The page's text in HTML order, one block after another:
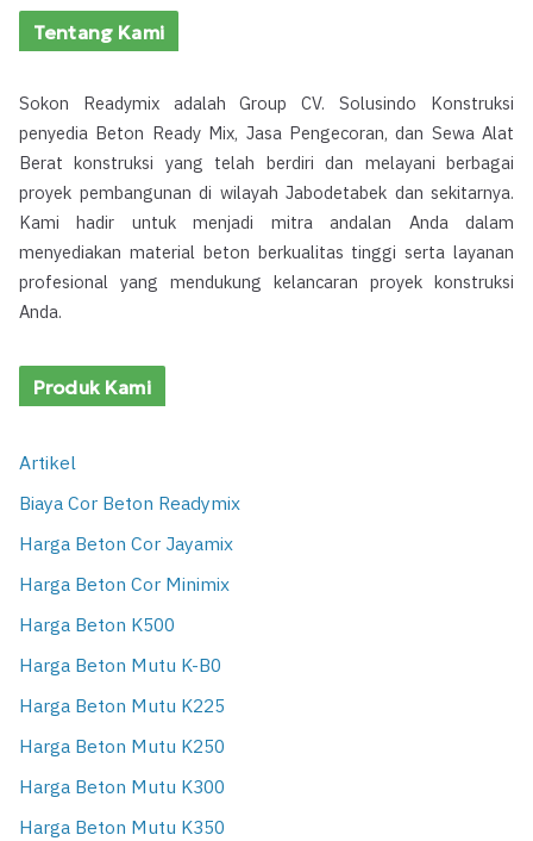
Tentang Kami
Sokon Readymix adalah Group CV. Solusindo Konstruksi
penyedia Beton Ready Mix, Jasa Pengecoran, dan Sewa Alat
Berat konstruksi yang telah berdiri dan melayani berbagai
proyek pembangunan di wilayah Jabodetabek dan sekitarnya.
Kami hadir untuk menjadi mitra andalan Anda dalam
menyediakan material beton berkualitas tinggi serta layanan
profesional yang mendukung kelancaran proyek konstruksi
Anda.
Produk Kami
Artikel
Biaya Cor Beton Readymix
Harga Beton Cor Jayamix
Harga Beton Cor Minimix
Harga Beton K500
Harga Beton Mutu K-B0
Harga Beton Mutu K225
Harga Beton Mutu K250
Harga Beton Mutu K300
Harga Beton Mutu K350